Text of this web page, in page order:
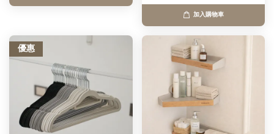
加入購物車
優惠